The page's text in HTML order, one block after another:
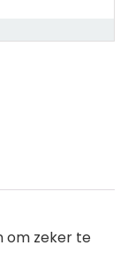
om zeker te